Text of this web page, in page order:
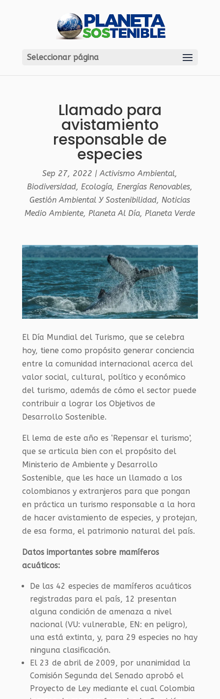
Seleccionar página
Llamado para
avistamiento
responsable de
especies
Sep 27, 2022 |Activismo Ambiental,
Biodiversidad,Ecología,Energías Renovables,
Gestión Ambiental Y Sostenibilidad,Noticias
Medio Ambiente,Planeta Al Día,Planeta Verde
El Día Mundial del Turismo, que se celebra
hoy, tiene como propósito generar conciencia
entre la comunidad internacional acerca del
valor social, cultural, político y económico
del turismo, además de cómo el sector puede
contribuir a lograr los Objetivos de
Desarrollo Sostenible.
El lema de este año es ‘Repensar el turismo’,
que se articula bien con el propósito del
Ministerio de Ambiente y Desarrollo
Sostenible, que les hace un llamado a los
colombianos y extranjeros para que pongan
en práctica un turismo responsable a la hora
de hacer avistamiento de especies, y protejan,
de esa forma, el patrimonio natural del país.
Datos importantes sobre mamíferos
acuáticos:
De las 42 especies de mamíferos acuáticos
registradas para el país, 12 presentan
alguna condición de amenaza a nivel
nacional (VU: vulnerable, EN: en peligro),
una está extinta, y, para 29 especies no hay
ninguna clasificación.
El 23 de abril de 2009, por unanimidad la
Comisión Segunda del Senado aprobó el
Proyecto de Ley mediante el cual Colombia